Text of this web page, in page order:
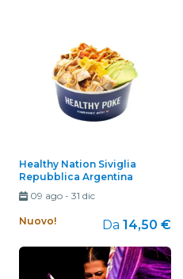
Healthy Nation Siviglia
Repubblica Argentina
09 ago- 31 dic
Nuovo! Da 14,50 €